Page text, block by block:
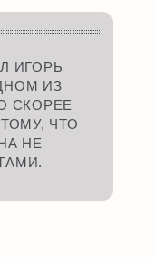
ИГОРЬ
ИЗ
СКОРЕЕ
ЧТО
НЕ